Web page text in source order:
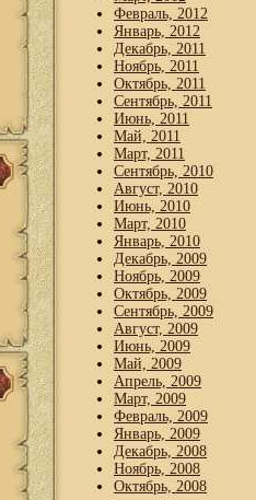
Февраль, 2012
Январь, 2012
Декабрь, 2011
Ноябрь, 2011
Октябрь, 2011
Сентябрь, 2011
Июнь, 2011
Май, 2011
Март, 2011
Сентябрь, 2010
Август, 2010
Июнь, 2010
Март, 2010
Январь, 2010
Декабрь, 2009
Ноябрь, 2009
Октябрь, 2009
Сентябрь, 2009
Август, 2009
Июнь, 2009
Май, 2009
Апрель, 2009
Март, 2009
Февраль, 2009
Январь, 2009
Декабрь, 2008
Ноябрь, 2008
Октябрь, 2008